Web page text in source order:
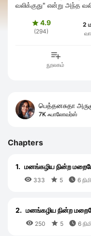
வலிக்குது" என்று அந்த
4.9
(294)
2
நூலகம்
பெத்தனசுதா
7K ஃபாலோவர்ஸ்
Chapters
1. மனங்கழிய நின்ற
 333  5  6
2. மனங்கழிய நின்ற
 250  5  6